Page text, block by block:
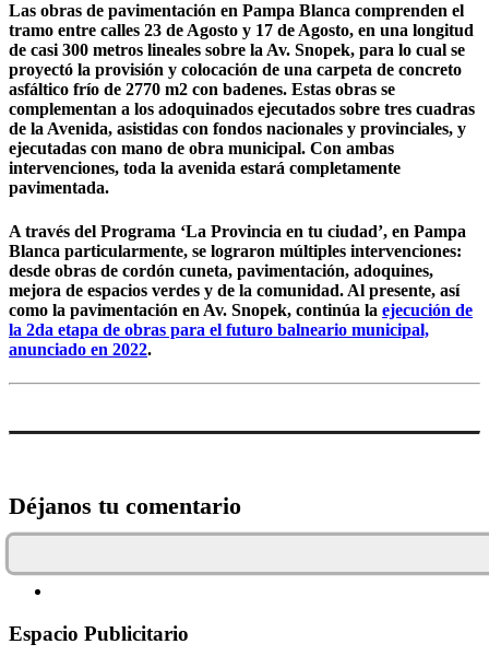
Las obras de pavimentación en Pampa Blanca comprenden el
tramo entre calles 23 de Agosto y 17 de Agosto, en una longitud
de casi 300 metros lineales sobre la Av. Snopek, para lo cual se
proyectó la provisión y colocación de una carpeta de concreto
asfáltico frío de 2770 m2 con badenes. Estas obras se
complementan a los adoquinados ejecutados sobre tres cuadras
de la Avenida, asistidas con fondos nacionales y provinciales, y
ejecutadas con mano de obra municipal. Con ambas
intervenciones, toda la avenida estará completamente
pavimentada.
A través del Programa ‘La Provincia en tu ciudad’, en Pampa
Blanca particularmente, se lograron múltiples intervenciones:
desde obras de cordón cuneta, pavimentación, adoquines,
mejora de espacios verdes y de la comunidad. Al presente, así
como la pavimentación en Av. Snopek, continúa la ejecución de
la 2da etapa de obras para el futuro balneario municipal,
anunciado en 2022.
Déjanos tu comentario
Espacio Publicitario